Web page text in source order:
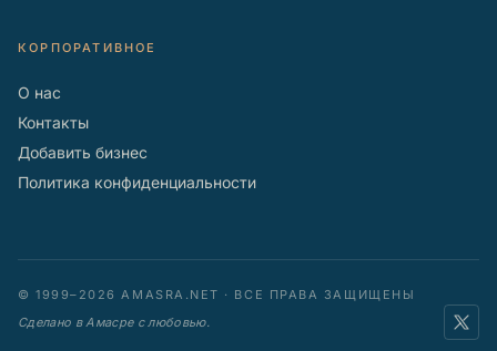
КОРПОРАТИВНОЕ
О нас
Контакты
Добавить бизнес
Политика конфиденциальности
© 1999–2026 AMASRA.NET · ВСЕ ПРАВА ЗАЩИЩЕНЫ
Сделано в Амасре с любовью.